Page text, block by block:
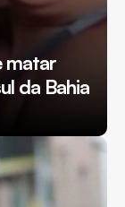
matar
da Bahia